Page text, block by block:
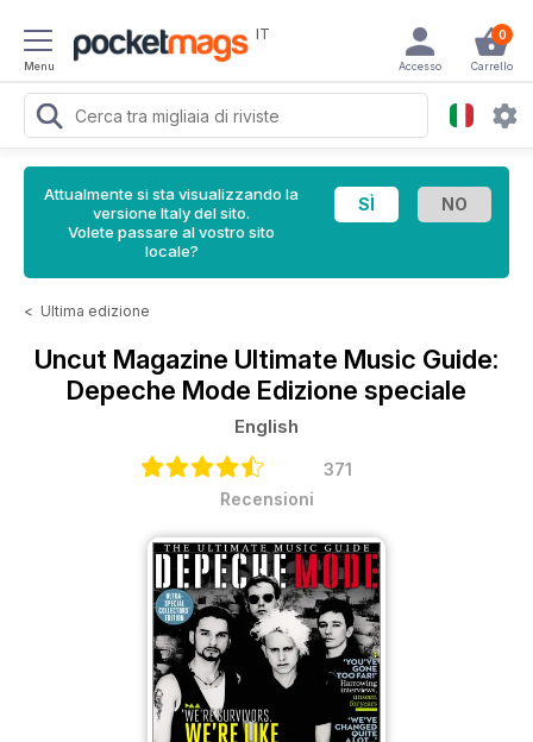
Menu
IT 0
Carrello
Accesso
Attualmente si sta visualizzando la
versione Italy del sito.
Volete passare al vostro sito
locale?
< Ultima edizione
Uncut Magazine Ultimate Music Guide:
Depeche Mode Edizione speciale
English
371
Recensioni